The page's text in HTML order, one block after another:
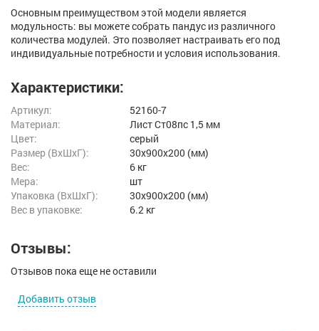
Основным преимуществом этой модели является
модульность: вы можете собрать пандус из различного
количества модулей. Это позволяет настраивать его под
индивидуальные потребности и условия использования.
Характеристики:
Артикул:
52160-7
Материал:
Лист Ст08пс 1,5 мм
Цвет:
серый
Размер (ВxШxГ):
30x900x200 (мм)
Вес:
6 кг
Мера:
шт
Упаковка (ВхШхГ):
30x900x200 (мм)
Вес в упаковке:
6.2 кг
Отзывы:
Отзывов пока еще не оставили
Добавить отзыв